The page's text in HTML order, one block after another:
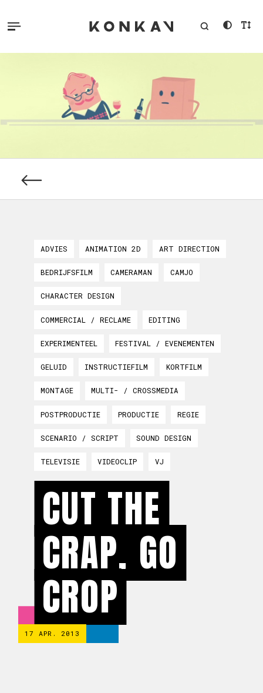
ADVIES ANIMATION 2D ART DIRECTION
BEDRIJFSFILM CAMERAMAN CAMJO
CHARACTER DESIGN
COMMERCIAL / RECLAME EDITING
EXPERIMENTEEL FESTIVAL / EVENEMENTEN
GELUID INSTRUCTIEFILM KORTFILM
MONTAGE MULTI- / CROSSMEDIA
POSTPRODUCTIE PRODUCTIE REGIE
SCENARIO / SCRIPT SOUND DESIGN
TELEVISIE VIDEOCLIP VJ
CUT THE
CRAP, GO
CROP
17 APR. 2013